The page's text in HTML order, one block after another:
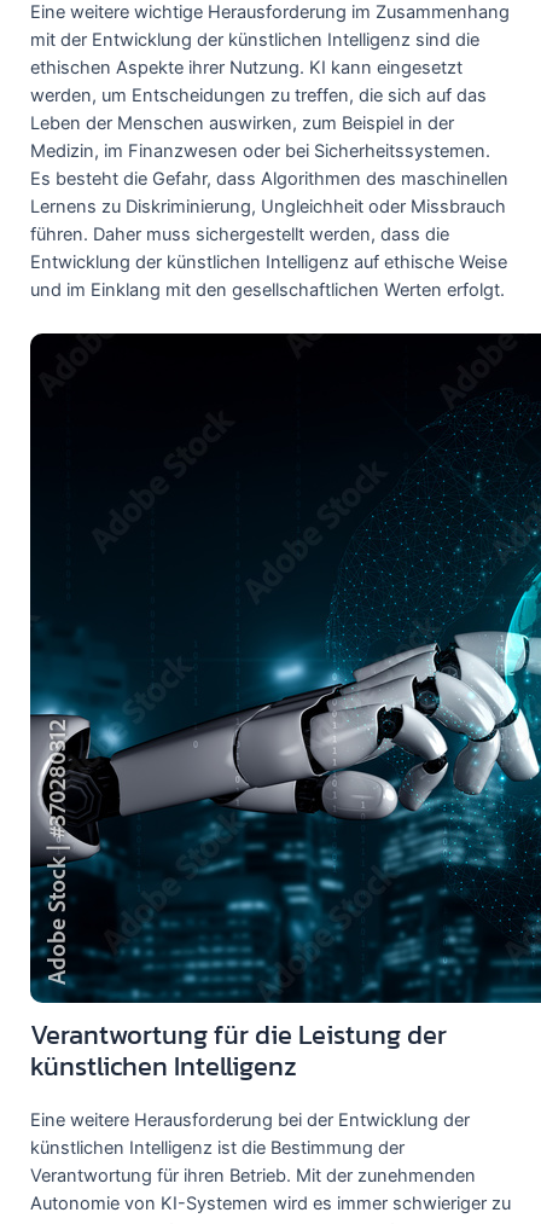
Eine weitere wichtige Herausforderung im Zusammenhang
mit der Entwicklung der künstlichen Intelligenz sind die
ethischen Aspekte ihrer Nutzung. KI kann eingesetzt
werden, um Entscheidungen zu treffen, die sich auf das
Leben der Menschen auswirken, zum Beispiel in der
Medizin, im Finanzwesen oder bei Sicherheitssystemen.
Es besteht die Gefahr, dass Algorithmen des maschinellen
Lernens zu Diskriminierung, Ungleichheit oder Missbrauch
führen. Daher muss sichergestellt werden, dass die
Entwicklung der künstlichen Intelligenz auf ethische Weise
und im Einklang mit den gesellschaftlichen Werten erfolgt.
Verantwortung für die Leistung der
künstlichen Intelligenz
Eine weitere Herausforderung bei der Entwicklung der
künstlichen Intelligenz ist die Bestimmung der
Verantwortung für ihren Betrieb. Mit der zunehmenden
Autonomie von KI-Systemen wird es immer schwieriger zu